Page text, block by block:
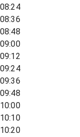
08:24
08:36
08:48
09:00
09:12
09:24
09:36
09:48
10:00
10:10
10:20